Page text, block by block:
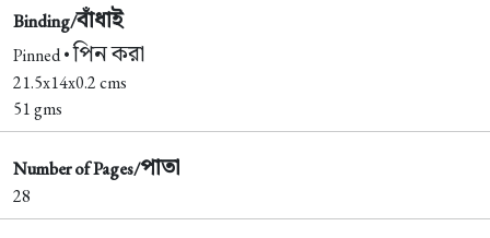
Binding/বাঁধাই
Pinned •পিন করা
21.5x14x0.2 cms
51 gms
Number of Pages/পাতা
28